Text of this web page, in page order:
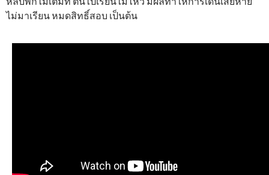
ไม่มาเรียน หมดสิทธิ์สอบ เป็นต้น